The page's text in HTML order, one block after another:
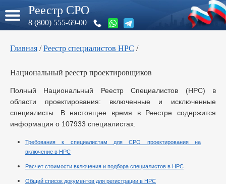
Реестр СРО
8 (800) 555-69-00
Главная /Реестр специалистов НРС /
Национальный реестр проектировщиков
Полный Национальный Реестр Специалистов (НРС) в
области проектирования: включенные и исключенные
специалисты. В настоящее время в Реестре содержится
информация о 107933 специалистах.
Требования к специалистам для СРО проектирования на
включение в НРС
Расчет стоимости включения и подбора специалистов в НРС
Общий список документов для регистрации в НРС